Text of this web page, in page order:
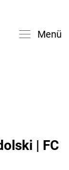
Menü
| FC